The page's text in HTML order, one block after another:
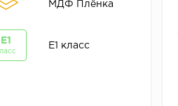
МДФ Плёнка
E1
E1 класс